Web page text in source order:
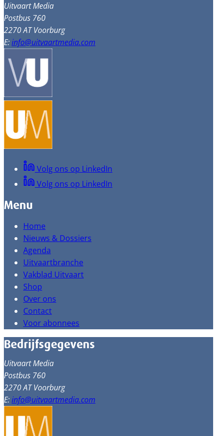
Uitvaart Media
Postbus 760
2270 AT Voorburg
E:info@uitvaartmedia.com
Volg ons op LinkedIn
Volg ons op LinkedIn
Menu
Home
Nieuws & Dossiers
Agenda
Uitvaartbranche
Vakblad Uitvaart
Shop
Over ons
Contact
Voor abonnees
Bedrijfsgegevens
Uitvaart Media
Postbus 760
2270 AT Voorburg
E:info@uitvaartmedia.com